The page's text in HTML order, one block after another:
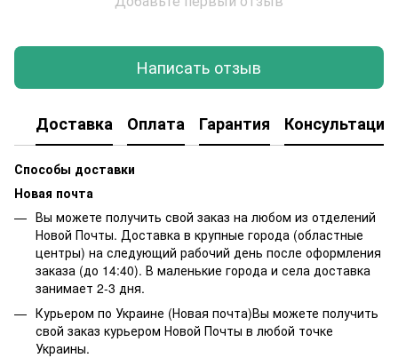
Написать отзыв
Доставка Оплата Гарантия Консультация
Способы доставки
Новая почта
Вы можете получить свой заказ на любом из отделений
Новой Почты. Доставка в крупные города (областные
центры) на следующий рабочий день после оформления
заказа (до 14:40). В маленькие города и села доставка
занимает 2-3 дня.
Курьером по Украине (Новая почта)Вы можете получить
свой заказ курьером Новой Почты в любой точке
Украины.